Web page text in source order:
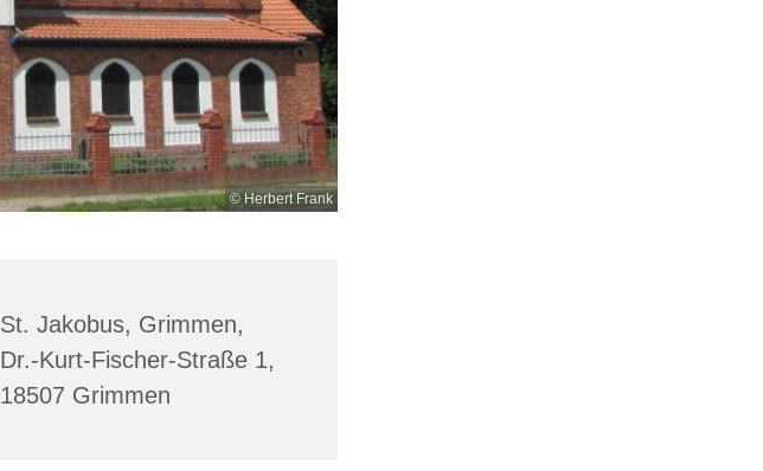
© Herbert Frank
St. Jakobus, Grimmen,
Dr.-Kurt-Fischer-Straße 1,
18507 Grimmen